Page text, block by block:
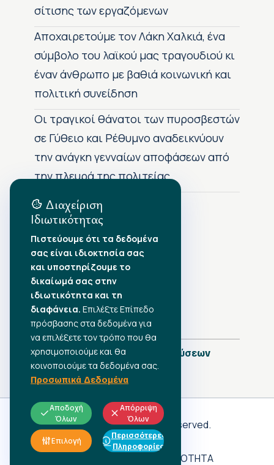
σίτισης των εργαζόμενων
Αποχαιρετούμε τον Λάκη Χαλκιά, ένα
σύμβολο του λαϊκού μας τραγουδιού κι
έναν άνθρωπο με βαθιά κοινωνική και
πολιτική συνείδηση
Οι τραγικοί θάνατοι των πυροσβεστών
σε Γύθειο και Ρέθυμνο αναδεικνύουν
την ανάγκη γενναίων αποφάσεων από
την πλευρά της πολιτείας
Αρχείο Δημοσιεύσεων
•Αύγουστος 2026
•Ιούλιος 2026
•Ιούνιος 2026
•Μάιος 2026
•Απρίλιος 2026
•Μάρτιος 2026
Πλήρες Ημερολόγιο Δημοσιεύσεων
Γ.Σ.Ε.Ε
© 2026 All rights reserved.
ΠΡΟΣΩΠΙΚΑ ΔΕΔΟΜΕΝΑ
ΠΡΟΣΒΑΣΙΜΟΤΗΤΑ
Διαχείριση
Ιδιωτικότητας
Πιστεύουμε ότι τα δεδομένα
σας είναι ιδιοκτησία σας
και υποστηρίζουμε το
δικαίωμά σας στην
ιδιωτικότητα και τη
διαφάνεια. Επιλέξτε Επίπεδο
πρόσβασης στα δεδομένα για
να επιλέξετε τον τρόπο που θα
χρησιμοποιούμε και θα
κοινοποιούμε τα δεδομένα σας.
Προσωπικά Δεδομένα
Αποδοχή
Όλων
Απόρριψη
Όλων
Επιλογή
Περισσότερες
Πληροφορίες